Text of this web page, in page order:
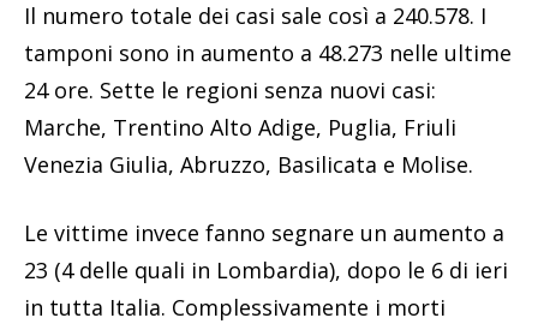
Il numero totale dei casi sale così a 240.578. I
tamponi sono in aumento a 48.273 nelle ultime
24 ore. Sette le regioni senza nuovi casi:
Marche, Trentino Alto Adige, Puglia, Friuli
Venezia Giulia, Abruzzo, Basilicata e Molise.
Le vittime invece fanno segnare un aumento a
23 (4 delle quali in Lombardia), dopo le 6 di ieri
in tutta Italia. Complessivamente i morti